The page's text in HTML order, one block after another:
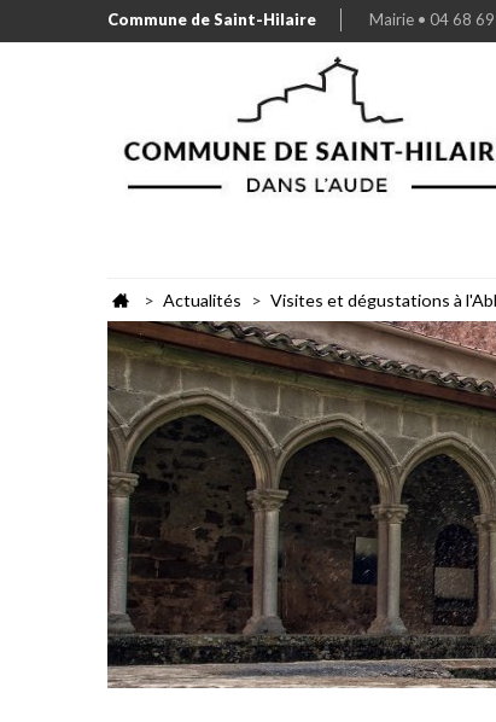
Commune de Saint-Hilaire Mairie • 04 68
> Actualités > Visites et dégustations à